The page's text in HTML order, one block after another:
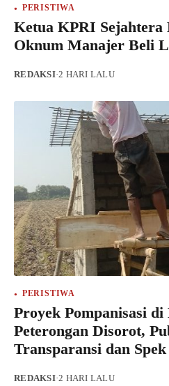
PERISTIWA
Ketua KPRI Sejahtera
Oknum Manajer Beli
REDAKSI·2 HARI LALU
PERISTIWA
Proyek Pompanisasi di
Peterongan Disorot,
Transparansi dan
REDAKSI·2 HARI LALU